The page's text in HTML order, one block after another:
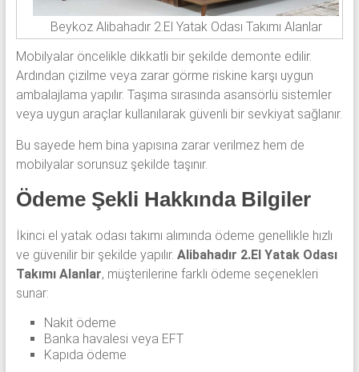
Beykoz Alibahadır 2.El Yatak Odası Takımı Alanlar
Mobilyalar öncelikle dikkatli bir şekilde demonte edilir.
Ardından çizilme veya zarar görme riskine karşı uygun
ambalajlama yapılır. Taşıma sırasında asansörlü sistemler
veya uygun araçlar kullanılarak güvenli bir sevkiyat sağlanır.
Bu sayede hem bina yapısına zarar verilmez hem de
mobilyalar sorunsuz şekilde taşınır.
Ödeme Şekli Hakkında Bilgiler
İkinci el yatak odası takımı alımında ödeme genellikle hızlı
ve güvenilir bir şekilde yapılır. Alibahadır 2.El Yatak Odası
Takımı Alanlar, müşterilerine farklı ödeme seçenekleri
sunar:
Nakit ödeme
Banka havalesi veya EFT
Kapıda ödeme